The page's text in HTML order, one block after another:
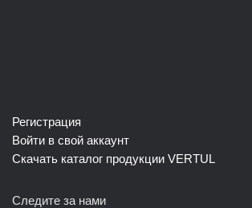
Регистрация
Войти в свой аккаунт
Скачать каталог продукции VERTUL
Следите за нами